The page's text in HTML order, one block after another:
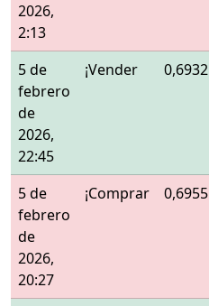
2026,
2:13
5 de
febrero
de
2026,
22:45
¡Vender 0,6932
5 de
febrero
de
2026,
20:27
¡Comprar 0,6955